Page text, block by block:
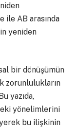
ile AB arasında
yeniden
bir dönüşümün
zorunlulukların
yazıda,
yönelimlerini
bu ilişkinin